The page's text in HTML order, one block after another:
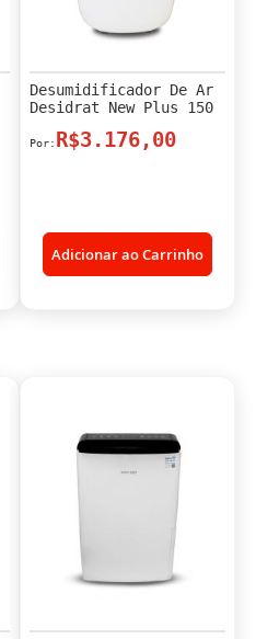
Desumidificador De Ar
Desidrat New Plus 150
R$3.176,00
Adicionar ao Carrinho